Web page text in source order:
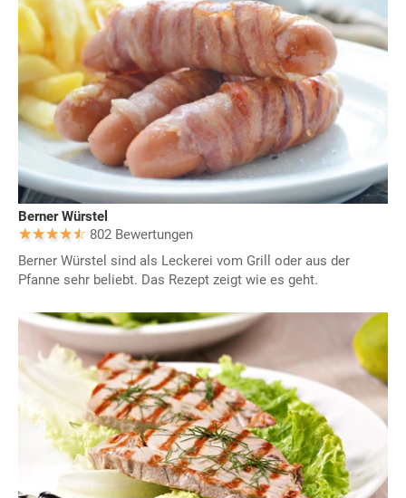
Berner Würstel
802 Bewertungen
Berner Würstel sind als Leckerei vom Grill oder aus der
Pfanne sehr beliebt. Das Rezept zeigt wie es geht.